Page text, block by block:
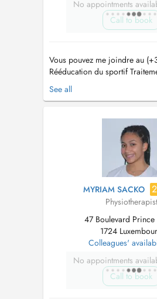
No appointments
Call to book
Vous pouvez me joindre au
Rééducation du sportif
rééducation orthopédique
Rééducation post-opératoire
spécialité : Sports de combat
kinésithérapeute est le
See all
MYRIAM SACKO
Physiotherapist
47 Boulevard
1724
Colleagues'
No appointments
Call to book